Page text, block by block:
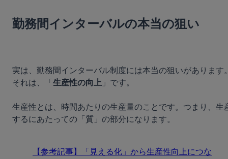
勤務間インターバルの本当の狙い
実は、勤務間インターバル制度には本当の狙いがあります
それは、「 生産性の向上 」です。
生産性とは、時間あたりの生産量のことです。つまり、生
するにあたっての「質」の部分になります。
【参考記事】「見える化」から生産性向上につな